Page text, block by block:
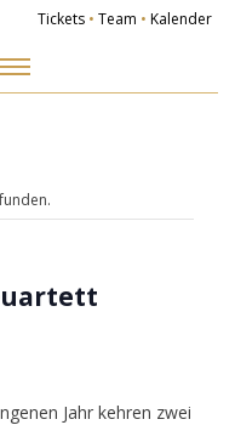
Tickets • Team • Kalender
Jahr kehren zwei